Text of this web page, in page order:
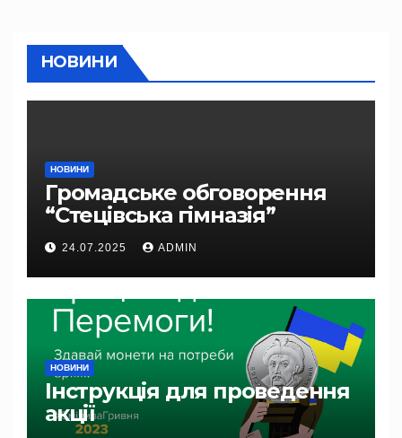
НОВИНИ
НОВИНИ
Громадське обговорення
“Стецівська гімназія”
24.07.2025 ADMIN
НОВИНИ
Інструкція для проведення
акції